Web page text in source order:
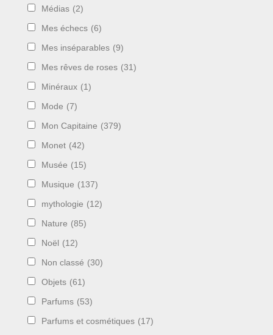
Médias (2)
Mes échecs (6)
Mes inséparables (9)
Mes rêves de roses (31)
Minéraux (1)
Mode (7)
Mon Capitaine (379)
Monet (42)
Musée (15)
Musique (137)
mythologie (12)
Nature (85)
Noël (12)
Non classé (30)
Objets (61)
Parfums (53)
Parfums et cosmétiques (17)